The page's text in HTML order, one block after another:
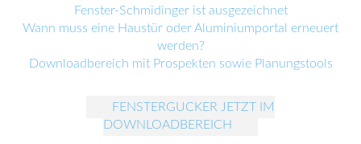
Fenster-Schmidinger ist ausgezeichnet
Wann muss eine Haustür oder Aluminiumportal erneuert
werden?
Downloadbereich mit Prospekten sowie Planungstools
FENSTERGUCKER JETZT IM
DOWNLOADBEREICH